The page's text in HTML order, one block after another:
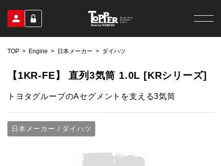
TOP Engine 日本メーカー ダイハツ
【1KR-FE】 直列3気筒 1.0L [KRシリーズ]
トヨタグループのAセグメントを支える3気筒
日本メーカー / ダイハツ